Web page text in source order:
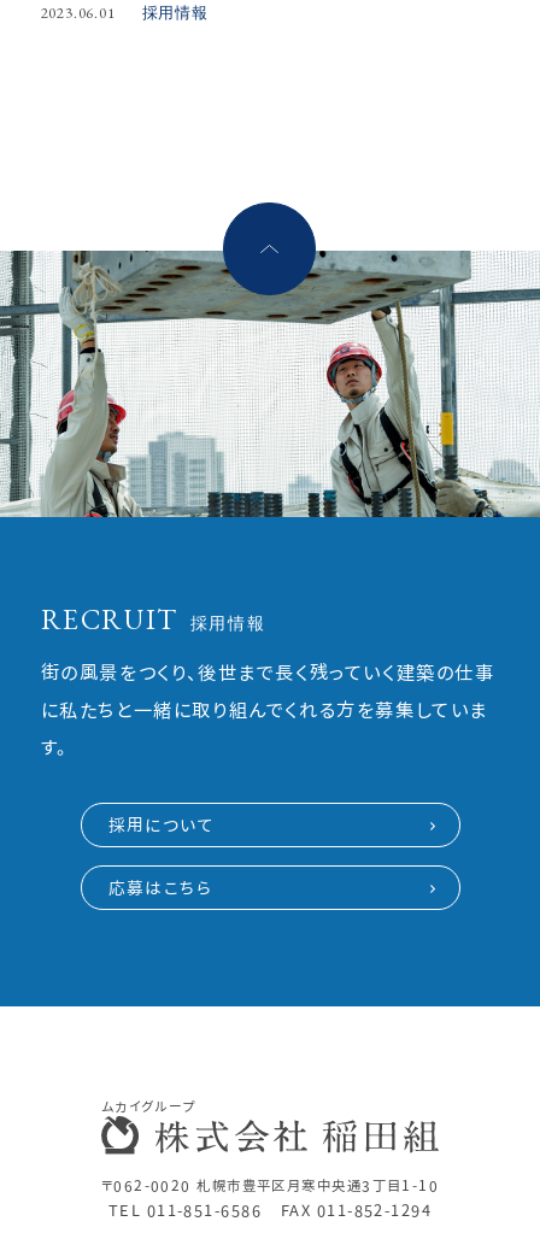
2023.06.01 採用情報
RECRUIT 採用情報
街の風景をつくり、後世まで長く残っていく建築の仕事
に私たちと一緒に取り組んでくれる方を募集していま
す。
採用について
応募はこちら
ムカイグループ
〒062-0020 札幌市豊平区月寒中央通3丁目1-10
TEL 011-851-6586 FAX 011-852-1294